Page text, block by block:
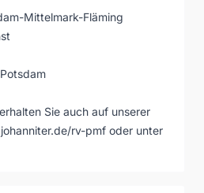
Mittelmark-Fläming
Sie auch auf unserer
rv-pmf oder unter